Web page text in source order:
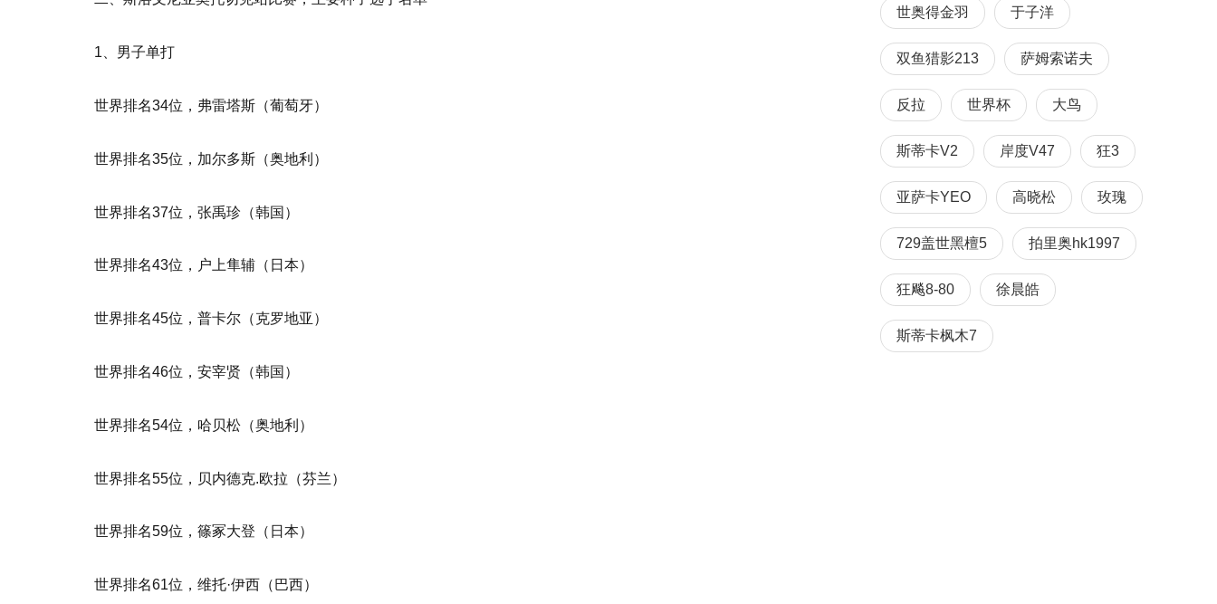
1、男子单打
世界排名34位，弗雷塔斯（葡萄牙）
世界排名35位，加尔多斯（奥地利）
世界排名37位，张禹珍（韩国）
世界排名43位，户上隼辅（日本）
世界排名45位，普卡尔（克罗地亚）
世界排名46位，安宰贤（韩国）
世界排名54位，哈贝松（奥地利）
世界排名55位，贝内德克.欧拉（芬兰）
世界排名59位，篠冢大登（日本）
世界排名61位，维托·伊西（巴西）
世奥得金羽 于子洋
双鱼猎影213 萨姆索诺夫
反拉 世界杯 大鸟
斯蒂卡V2 岸度V47 狂3
亚萨卡YEO 高晓松 玫瑰
729盖世黑檀5 拍里奥hk1997
狂飚8-80 徐晨皓
斯蒂卡枫木7